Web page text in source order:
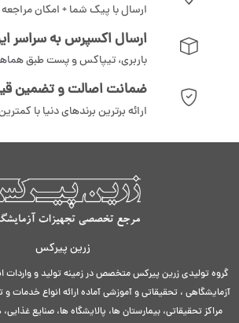
ارسال با پیک شما + امکان
ارسال اکسپرس به سراسر
باربری، تیپاکس و پست طبق
ضمانت اصالت و تضمین
ارائه برترین برندهای دنیا با
زرین پیرکس
گروه تولیدی زرین پیرکس متخصص در زمینه تولید و واردات
آزمایشگاهی ، تحقیقاتی و آموزشی آماده ارائه انواع خدمات
مراکز تحقیقاتی، بیمارستان ها، پالایشگاه ها، صنایع